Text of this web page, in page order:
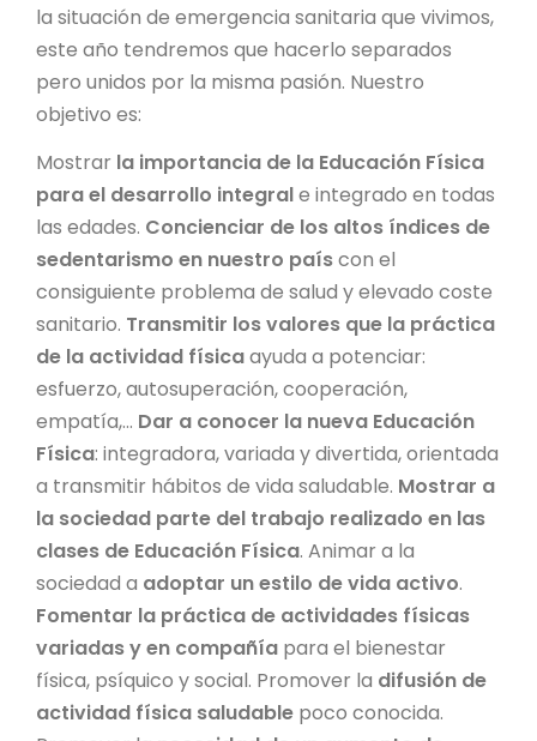
la situación de emergencia sanitaria que vivimos,
este año tendremos que hacerlo separados
pero unidos por la misma pasión. Nuestro
objetivo es:
Mostrar la importancia de la Educación Física
para el desarrollo integrale integrado en todas
las edades. Concienciar de los altos índices de
sedentarismo en nuestro paíscon el
consiguiente problema de salud y elevado coste
sanitario. Transmitir los valores que la práctica
de la actividad físicaayuda a potenciar:
esfuerzo, autosuperación, cooperación,
empatía,... Dar a conocer la nueva Educación
Física: integradora, variada y divertida, orientada
a transmitir hábitos de vida saludable. Mostrar a
la sociedad parte del trabajo realizado en las
clases de Educación Física. Animar a la
sociedad a adoptar un estilo de vida activo.
Fomentar la práctica de actividades físicas
variadas y en compañía para el bienestar
física, psíquico y social. Promover la difusión de
actividad física saludable poco conocida.